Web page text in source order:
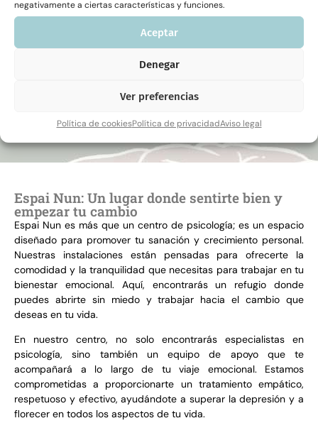
negativamente a ciertas características y funciones.
Aceptar
Denegar
Ver preferencias
Política de cookiesPolítica de privacidadAviso legal
“La oscuridad no es la verdad
total: hay semillas de luz
incluso en ella.”
empezar tu cambio
Espai Nun es más que un centro de psicología; es un espacio
diseñado para promover tu sanación y crecimiento personal.
Nuestras instalaciones están pensadas para ofrecerte la
comodidad y la tranquilidad que necesitas para trabajar en tu
bienestar emocional. Aquí, encontrarás un refugio donde
puedes abrirte sin miedo y trabajar hacia el cambio que
deseas en tu vida.
En nuestro centro, no solo encontrarás especialistas en
psicología, sino también un equipo de apoyo que te
acompañará a lo largo de tu viaje emocional. Estamos
comprometidas a proporcionarte un tratamiento empático,
respetuoso y efectivo, ayudándote a superar la depresión y a
florecer en todos los aspectos de tu vida.